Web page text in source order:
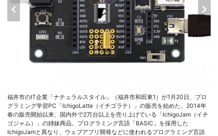
福井市のIT企業「ナチュラルスタイル」（福井市和田東1）が1月20日、プロ
グラミング学習PC「IchigoLatte（イチゴラテ）」の販売を始めた。2014年
春の販売開始以来、国内外で2万台以上を売り上げている「IchigoJam（イチ
ゴジャム）」の姉妹商品。プログラミング言語「BASIC」を採用した
IchigoJamと異なり、ウェブアプリ開発などに使われるプログラミング言語